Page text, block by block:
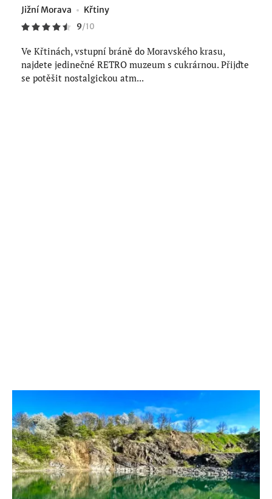
Jižní Morava Křtiny
9/10
Ve Křtinách, vstupní bráně do Moravského krasu,
najdete jedinečné RETRO muzeum s cukrárnou. Přijďte
se potěšit nostalgickou atm...